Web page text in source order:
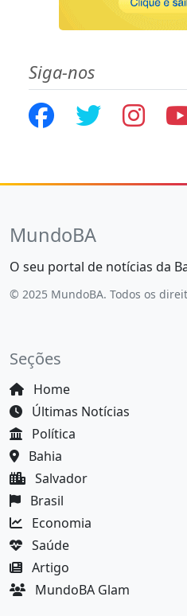
Siga-nos
MundoBA
O seu portal de notícias da
© 2025 MundoBA. Todos os
Seções
Home
Últimas Notícias
Política
Bahia
Salvador
Brasil
Economia
Saúde
Artigo
MundoBA Glam